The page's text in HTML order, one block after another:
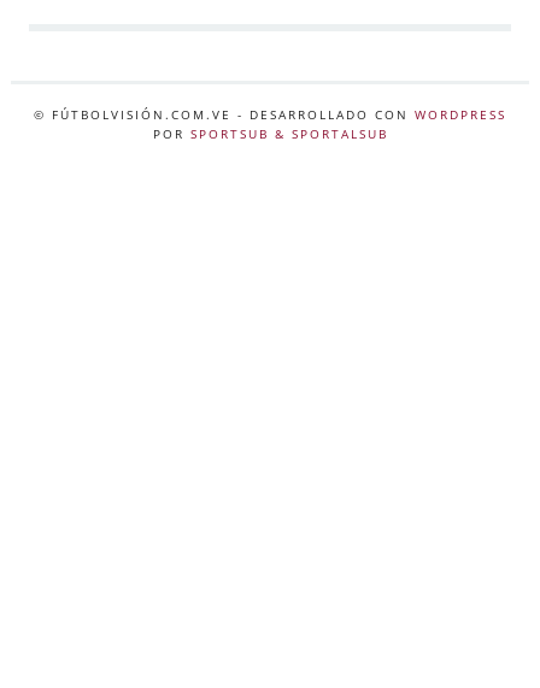
© FÚTBOLVISIÓN.COM.VE - DESARROLLADO CON WORDPRESS
POR SPORTSUB & SPORTALSUB